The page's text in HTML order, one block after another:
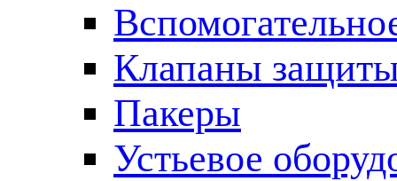
Клапаны
Пакеры
Устьевое